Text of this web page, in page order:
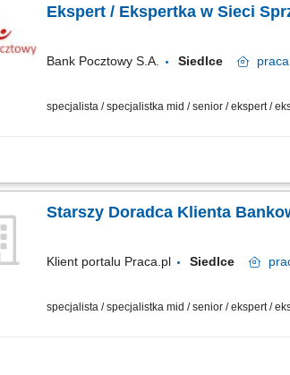
Ekspert / Ekspertka w Sieci
Bank Pocztowy S.A. Siedlce praca
specjalista / specjalistka mid / senior / ekspert /
Twój zakres obowiązków Diagnozowanie
Starszy Doradca Klienta
Klient portalu Praca.pl Siedlce
specjalista / specjalistka mid / senior / ekspert /